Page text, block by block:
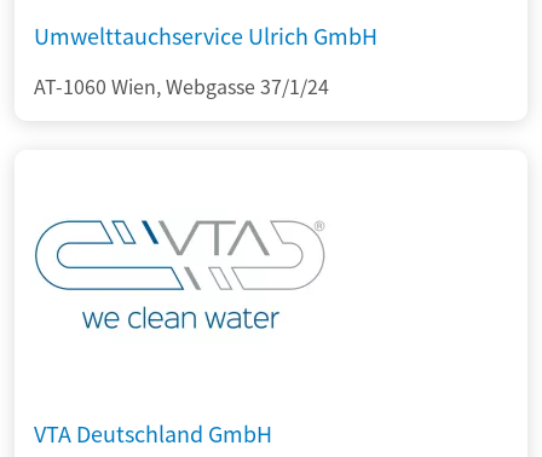
Umwelttauchservice Ulrich GmbH
AT-1060 Wien, Webgasse 37/1/24
VTA Deutschland GmbH